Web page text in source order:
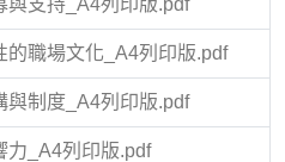
與支持_A4列印版.pdf
的職場文化_A4列印版.pdf
與制度_A4列印版.pdf
力_A4列印版.pdf